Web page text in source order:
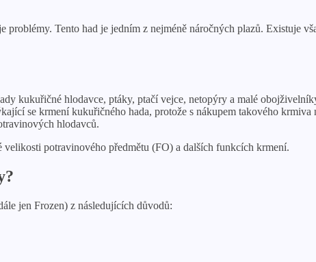
problémy. Tento had je jedním z nejméně náročných plazů. Existuje
kukuřičné hlodavce, ptáky, ptačí vejce, netopýry a malé
se krmení kukuřičného hada, protože s nákupem takového
hlodavců.
velikosti potravinového předmětu (FO) a dalších funkcích krmení.
jen Frozen) z následujících důvodů: